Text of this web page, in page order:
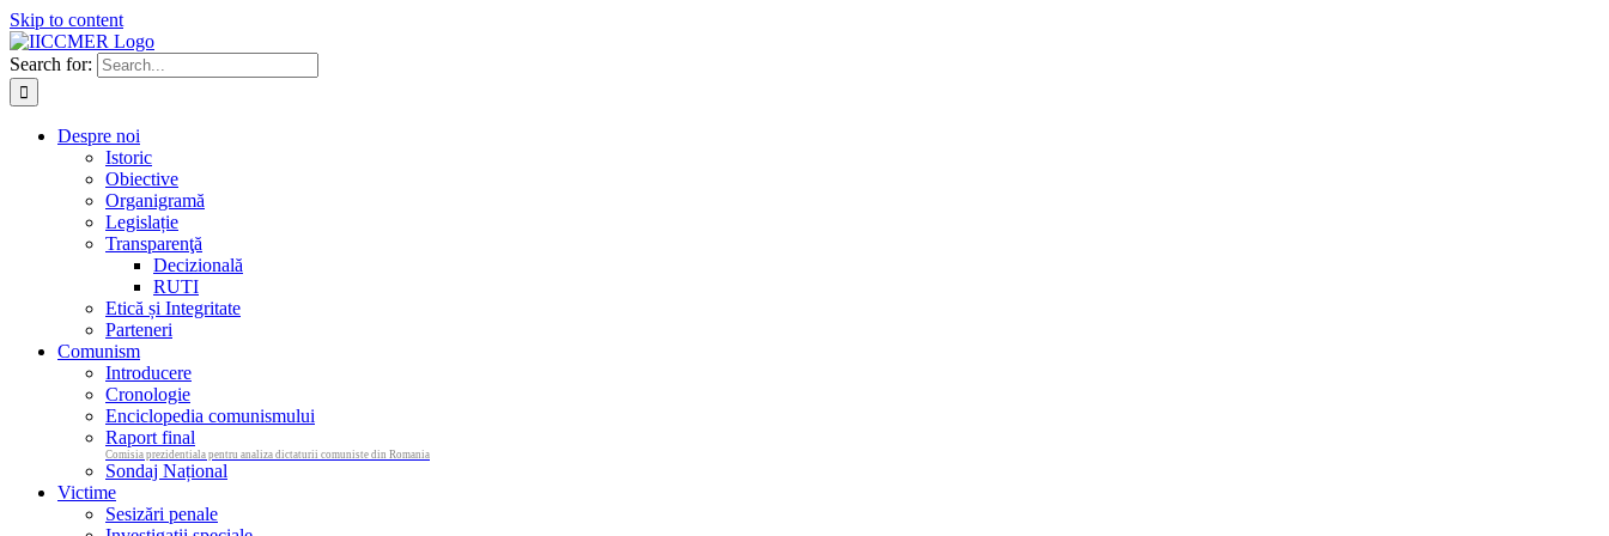
Skip to content
Search for:
Despre noi
Istoric
Obiective
Organigramă
Legislație
Transparenţă
Decizională
RUTI
Etică și Integritate
Parteneri
Comunism
Introducere
Cronologie
Enciclopedia comunismului
Raport final
Comisia prezidentiala pentru analiza dictaturii comuniste din Romania
Sondaj Național
Victime
Sesizări penale